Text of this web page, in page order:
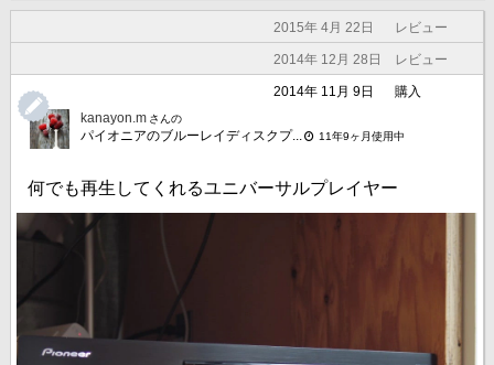
2015年 4月 22日 レビュー
2014年 12月 28日 レビュー
2014年 11月 9日
購入
kanayon.m さんの
パイオニアのブルーレイディスクプ... 11年9ヶ月使用中
何でも再生してくれるユニバーサルプレイヤー